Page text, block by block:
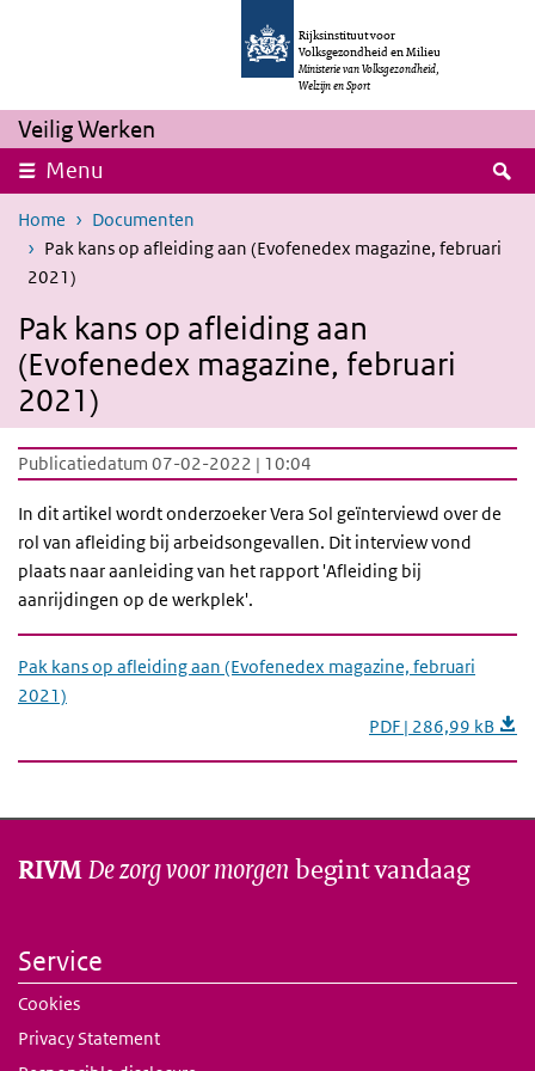
Overslaan en naar de inhoud gaan
Rijksinstituut voor
Volksgezondheid en Milieu
Ministerie van Volksgezondheid,
Welzijn en Sport
Veilig Werken
Menu
Home
Documenten
Pak kans op afleiding aan (Evofenedex magazine, februari
2021)
Pak kans op afleiding aan
(Evofenedex magazine, februari
2021)
Publicatiedatum 07-02-2022 | 10:04
In dit artikel wordt onderzoeker Vera Sol geïnterviewd over de
rol van afleiding bij arbeidsongevallen. Dit interview vond
plaats naar aanleiding van het rapport 'Afleiding bij
aanrijdingen op de werkplek'.
Pak kans op afleiding aan (Evofenedex magazine, februari
2021)
PDF | 286,99 kB
RIVMDe zorg voor morgen begint vandaag
Service
Cookies
Privacy Statement